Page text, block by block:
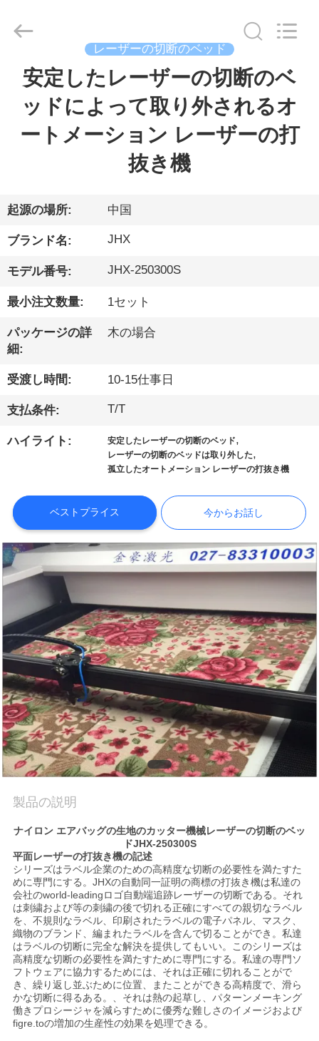
私
た
ち
に
い
て
学
品
質
管
理
お
問
い
合
わ
せ
ニ
ュ
ー
ス
今
2026
Co.,Ltd.
レーザーの切断のベッド
安定したレーザーの切断のベ
ッドによって取り外されるオ
ートメーション レーザーの打
抜き機
起源の場所: 中国
ブランド名: JHX
モデル番号: JHX-250300S
最小注文数量: 1セット
パッケージの詳
細:
木の場合
受渡し時間: 10-15仕事日
支払条件: T/T
ハイライト: 安定したレーザーの切断のベッド,
レーザーの切断のベッドは取り外した,
孤立したオートメーション レーザーの打抜き機
ベストプライス 今からお話し
製品の説明
ナイロン エアバッグの生地のカッター機械レーザーの切断のベッ
ドJHX-250300S
平面レーザーの打抜き機の記述
シリーズはラベル企業のための高精度な切断の必要性を満たすた
めに専門にする。JHXの自動同一証明の商標の打抜き機は私達の
会社のworld-leadingロゴ自動端追跡レーザーの切断である。それ
は刺繍および等の刺繍の後で切れる正確にすべての親切なラベル
を、不規則なラベル、印刷されたラベルの電子パネル、マスク、
織物のブランド、編まれたラベルを含んで切ることができ。私達
はラベルの切断に完全な解決を提供してもいい。このシリーズは
高精度な切断の必要性を満たすために専門にする。私達の専門ソ
フトウェアに協力するためには、それは正確に切れることがで
き、繰り返し並ぶために位置、またことができる高精度で、滑ら
かな切断に得るある。、それは熱の起草し、パターンメーキング
働きプロシージャを減らすために優秀な難しさのイメージおよび
figre.toの増加の生産性の効果を処理できる。